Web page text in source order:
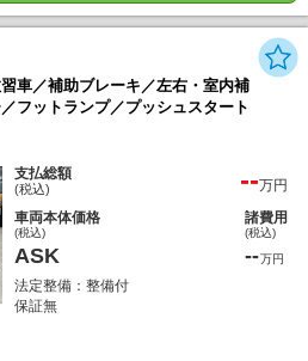
／補助ブレーキ／左右・室内補
フットランプ／プッシュスタート
支払総額
(税込) --万円
車両本体価格
(税込)
ASK
諸費用
(税込)
--万円
法定整備：整備付
保証無